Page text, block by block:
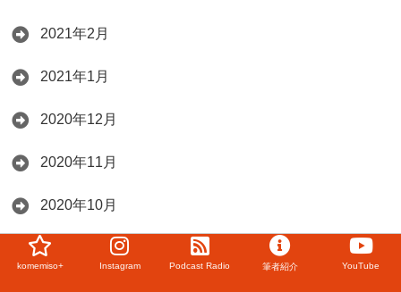
2021年2月
2021年1月
2020年12月
2020年11月
2020年10月
2020年9月
komemiso+ Instagram Podcast Radio 筆者紹介 YouTube